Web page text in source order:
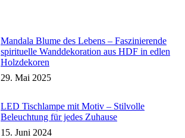
Mandala Blume des Lebens – Faszinierende
spirituelle Wanddekoration aus HDF in edlen
Holzdekoren
29. Mai 2025
LED Tischlampe mit Motiv – Stilvolle
Beleuchtung für jedes Zuhause
15. Juni 2024